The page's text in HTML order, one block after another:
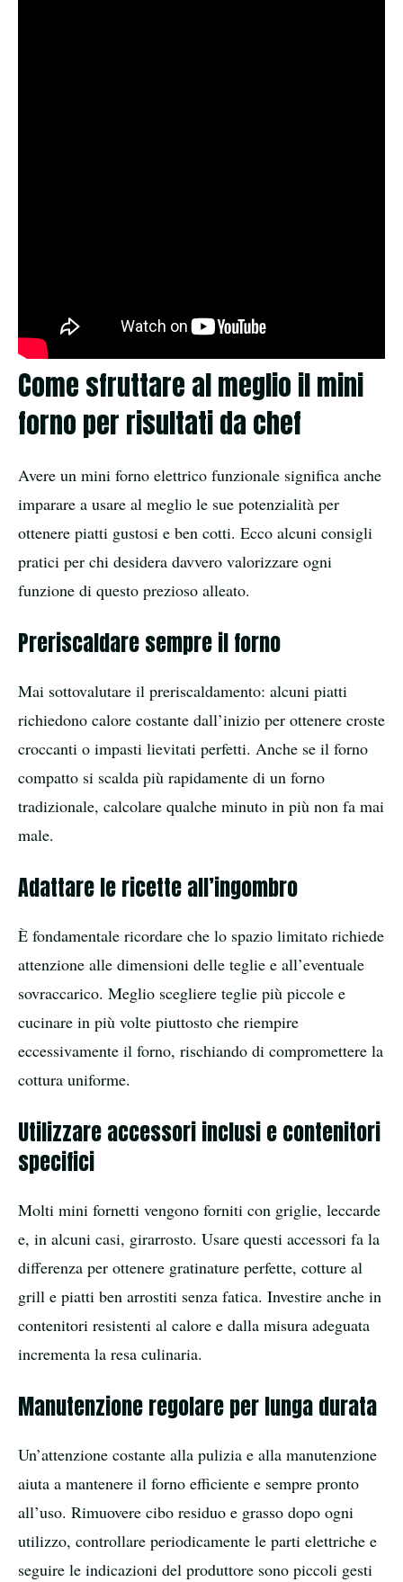
Come sfruttare al meglio il mini
forno per risultati da chef
Avere un mini forno elettrico funzionale significa anche
imparare a usare al meglio le sue potenzialità per
ottenere piatti gustosi e ben cotti. Ecco alcuni consigli
pratici per chi desidera davvero valorizzare ogni
funzione di questo prezioso alleato.
Preriscaldare sempre il forno
Mai sottovalutare il preriscaldamento: alcuni piatti
richiedono calore costante dall’inizio per ottenere croste
croccanti o impasti lievitati perfetti. Anche se il forno
compatto si scalda più rapidamente di un forno
tradizionale, calcolare qualche minuto in più non fa mai
male.
Adattare le ricette all’ingombro
È fondamentale ricordare che lo spazio limitato richiede
attenzione alle dimensioni delle teglie e all’eventuale
sovraccarico. Meglio scegliere teglie più piccole e
cucinare in più volte piuttosto che riempire
eccessivamente il forno, rischiando di compromettere la
cottura uniforme.
Utilizzare accessori inclusi e contenitori
specifici
Molti mini fornetti vengono forniti con griglie, leccarde
e, in alcuni casi, girarrosto. Usare questi accessori fa la
differenza per ottenere gratinature perfette, cotture al
grill e piatti ben arrostiti senza fatica. Investire anche in
contenitori resistenti al calore e dalla misura adeguata
incrementa la resa culinaria.
Manutenzione regolare per lunga durata
Un’attenzione costante alla pulizia e alla manutenzione
aiuta a mantenere il forno efficiente e sempre pronto
all’uso. Rimuovere cibo residuo e grasso dopo ogni
utilizzo, controllare periodicamente le parti elettriche e
seguire le indicazioni del produttore sono piccoli gesti